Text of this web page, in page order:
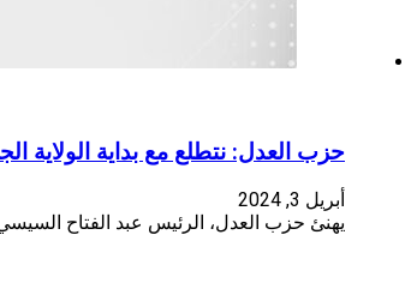
حزب العدل: نتطلع مع بداية الولاية
أبريل 3, 2024
يهنئ حزب العدل، الرئيس عبد الفتاح